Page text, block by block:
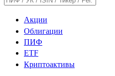
Акции
Облигации
ПИФ
ETF
Криптоактивы